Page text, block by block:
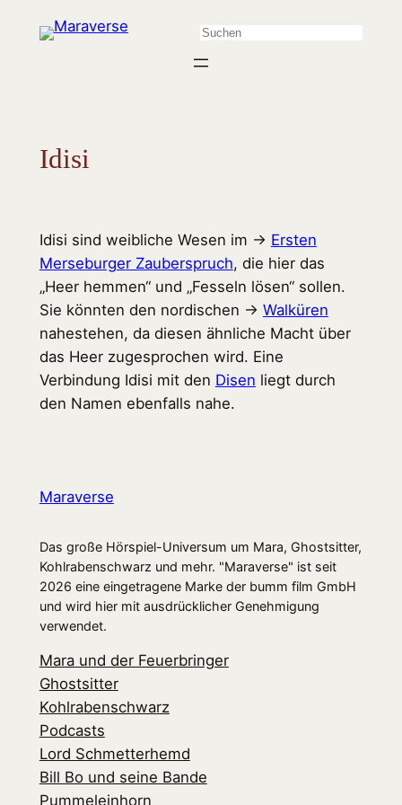
Inhalt
Suchen
Idisi
Idisi sind weibliche Wesen im → Ersten
Merseburger Zauberspruch, die hier das
„Heer hemmen“ und „Fesseln lösen“ sollen.
Sie könnten den nordischen → Walküren
nahestehen, da diesen ähnliche Macht über
das Heer zugesprochen wird. Eine
Verbindung Idisi mit den Disen liegt durch
den Namen ebenfalls nahe.
Maraverse
Das große Hörspiel-Universum um Mara, Ghostsitter,
Kohlrabenschwarz und mehr. "Maraverse" ist seit
2026 eine eingetragene Marke der bumm film GmbH
und wird hier mit ausdrücklicher Genehmigung
verwendet.
Mara und der Feuerbringer
Ghostsitter
Kohlrabenschwarz
Podcasts
Lord Schmetterhemd
Bill Bo und seine Bande
Pummeleinhorn